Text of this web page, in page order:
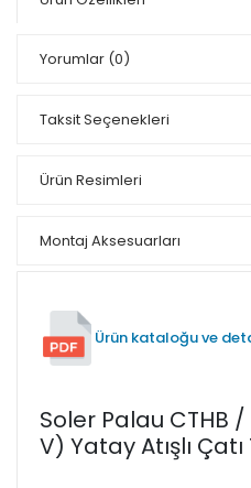
Yorumlar (0)
Taksit Seçenekleri
Ürün Resimleri
Montaj Aksesuarları
Ürün kataloğu ve
Soler Palau CTHB
V) Yatay Atışlı